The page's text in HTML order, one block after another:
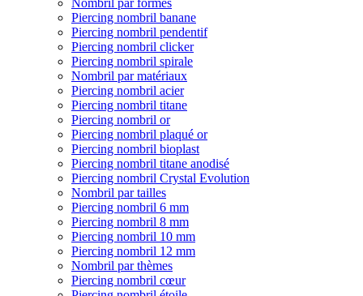
Nombril par formes
Piercing nombril banane
Piercing nombril pendentif
Piercing nombril clicker
Piercing nombril spirale
Nombril par matériaux
Piercing nombril acier
Piercing nombril titane
Piercing nombril or
Piercing nombril plaqué or
Piercing nombril bioplast
Piercing nombril titane anodisé
Piercing nombril Crystal Evolution
Nombril par tailles
Piercing nombril 6 mm
Piercing nombril 8 mm
Piercing nombril 10 mm
Piercing nombril 12 mm
Nombril par thèmes
Piercing nombril cœur